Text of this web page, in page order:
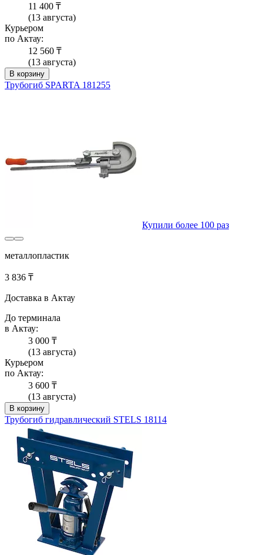
11 400 ₸
(13 августа)
Курьером
по Актау:
12 560 ₸
(13 августа)
В корзину
Трубогиб SPARTA 181255
Купили более 100 раз
металлопластик
3 836 ₸
Доставка в Актау
До терминала
в Актау:
3 000 ₸
(13 августа)
Курьером
по Актау:
3 600 ₸
(13 августа)
В корзину
Трубогиб гидравлический STELS 18114